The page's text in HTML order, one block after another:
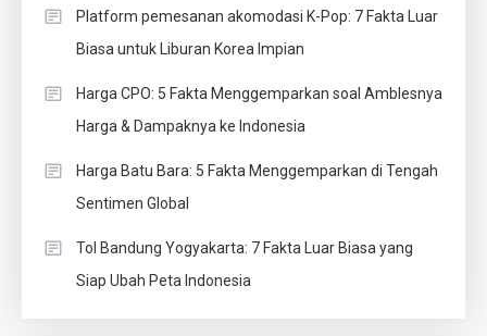
Platform pemesanan akomodasi K-Pop: 7 Fakta Luar
Biasa untuk Liburan Korea Impian
Harga CPO: 5 Fakta Menggemparkan soal Amblesnya
Harga & Dampaknya ke Indonesia
Harga Batu Bara: 5 Fakta Menggemparkan di Tengah
Sentimen Global
Tol Bandung Yogyakarta: 7 Fakta Luar Biasa yang
Siap Ubah Peta Indonesia